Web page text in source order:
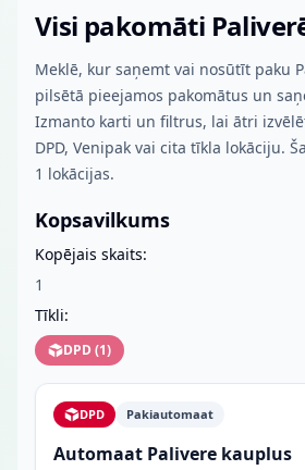
Visi pakomāti
Meklē, kur saņemt vai nosūtīt paku
pilsētā pieejamos pakomātus un
Izmanto karti un filtrus, lai ātri
DPD, Venipak vai cita tīkla lokāciju.
1 lokācijas.
Kopsavilkums
Kopējais skaits:
1
Tīkli:
DPD(1)
DPD Pakiautomaat
Automaat Palivere kauplus